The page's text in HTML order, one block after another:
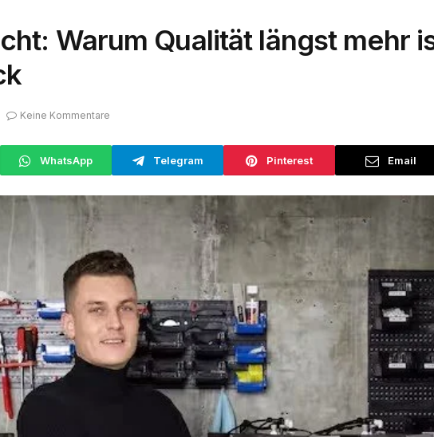
Warum Qualität längst mehr
Keine Kommentare
WhatsApp Telegram Pinterest Email